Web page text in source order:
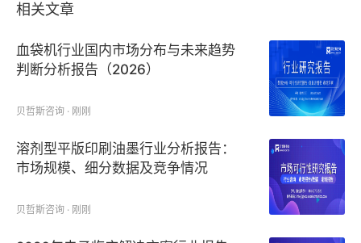
相关文章
血袋机行业国内市场分布与未来趋势
判断分析报告（2026）
贝哲斯咨询 · 刚刚
溶剂型平版印刷油墨行业分析报告：
市场规模、细分数据及竞争情况
贝哲斯咨询 · 刚刚